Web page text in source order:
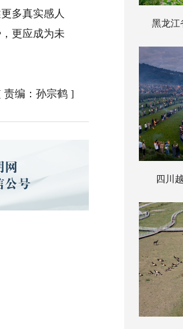
多真实感人
更应成为未
责编：孙宗鹤]
黑龙江
四川